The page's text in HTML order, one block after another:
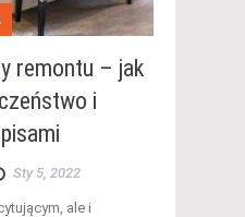
remontu – jak
i
Sty 5, 2022
ale i